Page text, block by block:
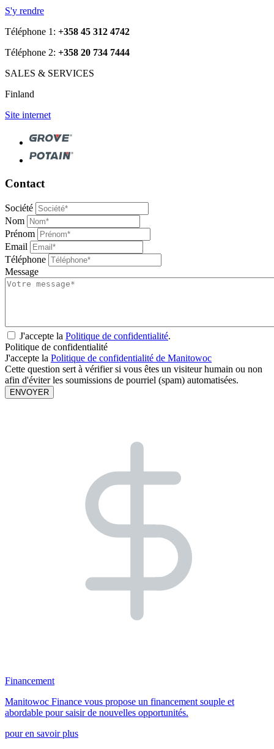
S'y rendre
Téléphone 1: +358 45 312 4742
Téléphone 2: +358 20 734 7444
SALES & SERVICES
Finland
Site internet
Contact
Société
Nom
Prénom
Email
Téléphone
Message
J'accepte la Politique de confidentialité.
Politique de confidentialité
J'accepte la Politique de confidentialité de Manitowoc
Cette question sert à vérifier si vous êtes un visiteur humain ou non
afin d'éviter les soumissions de pourriel (spam) automatisées.
Financement
Manitowoc Finance vous propose un financement souple et
abordable pour saisir de nouvelles opportunités.
pour en savoir plus